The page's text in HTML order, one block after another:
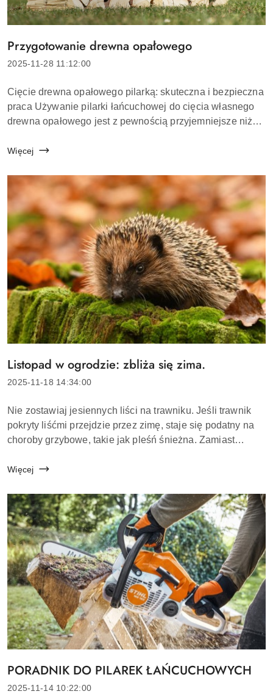
Tytuł
artykułu:
Przygotowanie drewna opałowego
Data
2025-11-28 11:12:00
Treść
artykułu:
Cięcie drewna opałowego pilarką: skuteczna i bezpieczna
praca Używanie pilarki łańcuchowej do cięcia własnego
drewna opałowego jest z pewnością przyjemniejsze niż
zrobić.Krok 1:Przed przycięciem d...
Więcej
Tytuł
artykułu:
Listopad w ogrodzie: zbliża się zima.
Data
2025-11-18 14:34:00
Treść
artykułu:
Nie zostawiaj jesiennych liści na trawniku. Jeśli trawnik
pokryty liśćmi przejdzie przez zimę, staje się podatny na
choroby grzybowe, takie jak pleśń śnieżna. Zamiast
natychmiast wdmuchuje odpowiednią mi...
Więcej
Tytuł
artykułu:
PORADNIK DO PILAREK ŁAŃCUCHOWYCH
Data
2025-11-14 10:22:00